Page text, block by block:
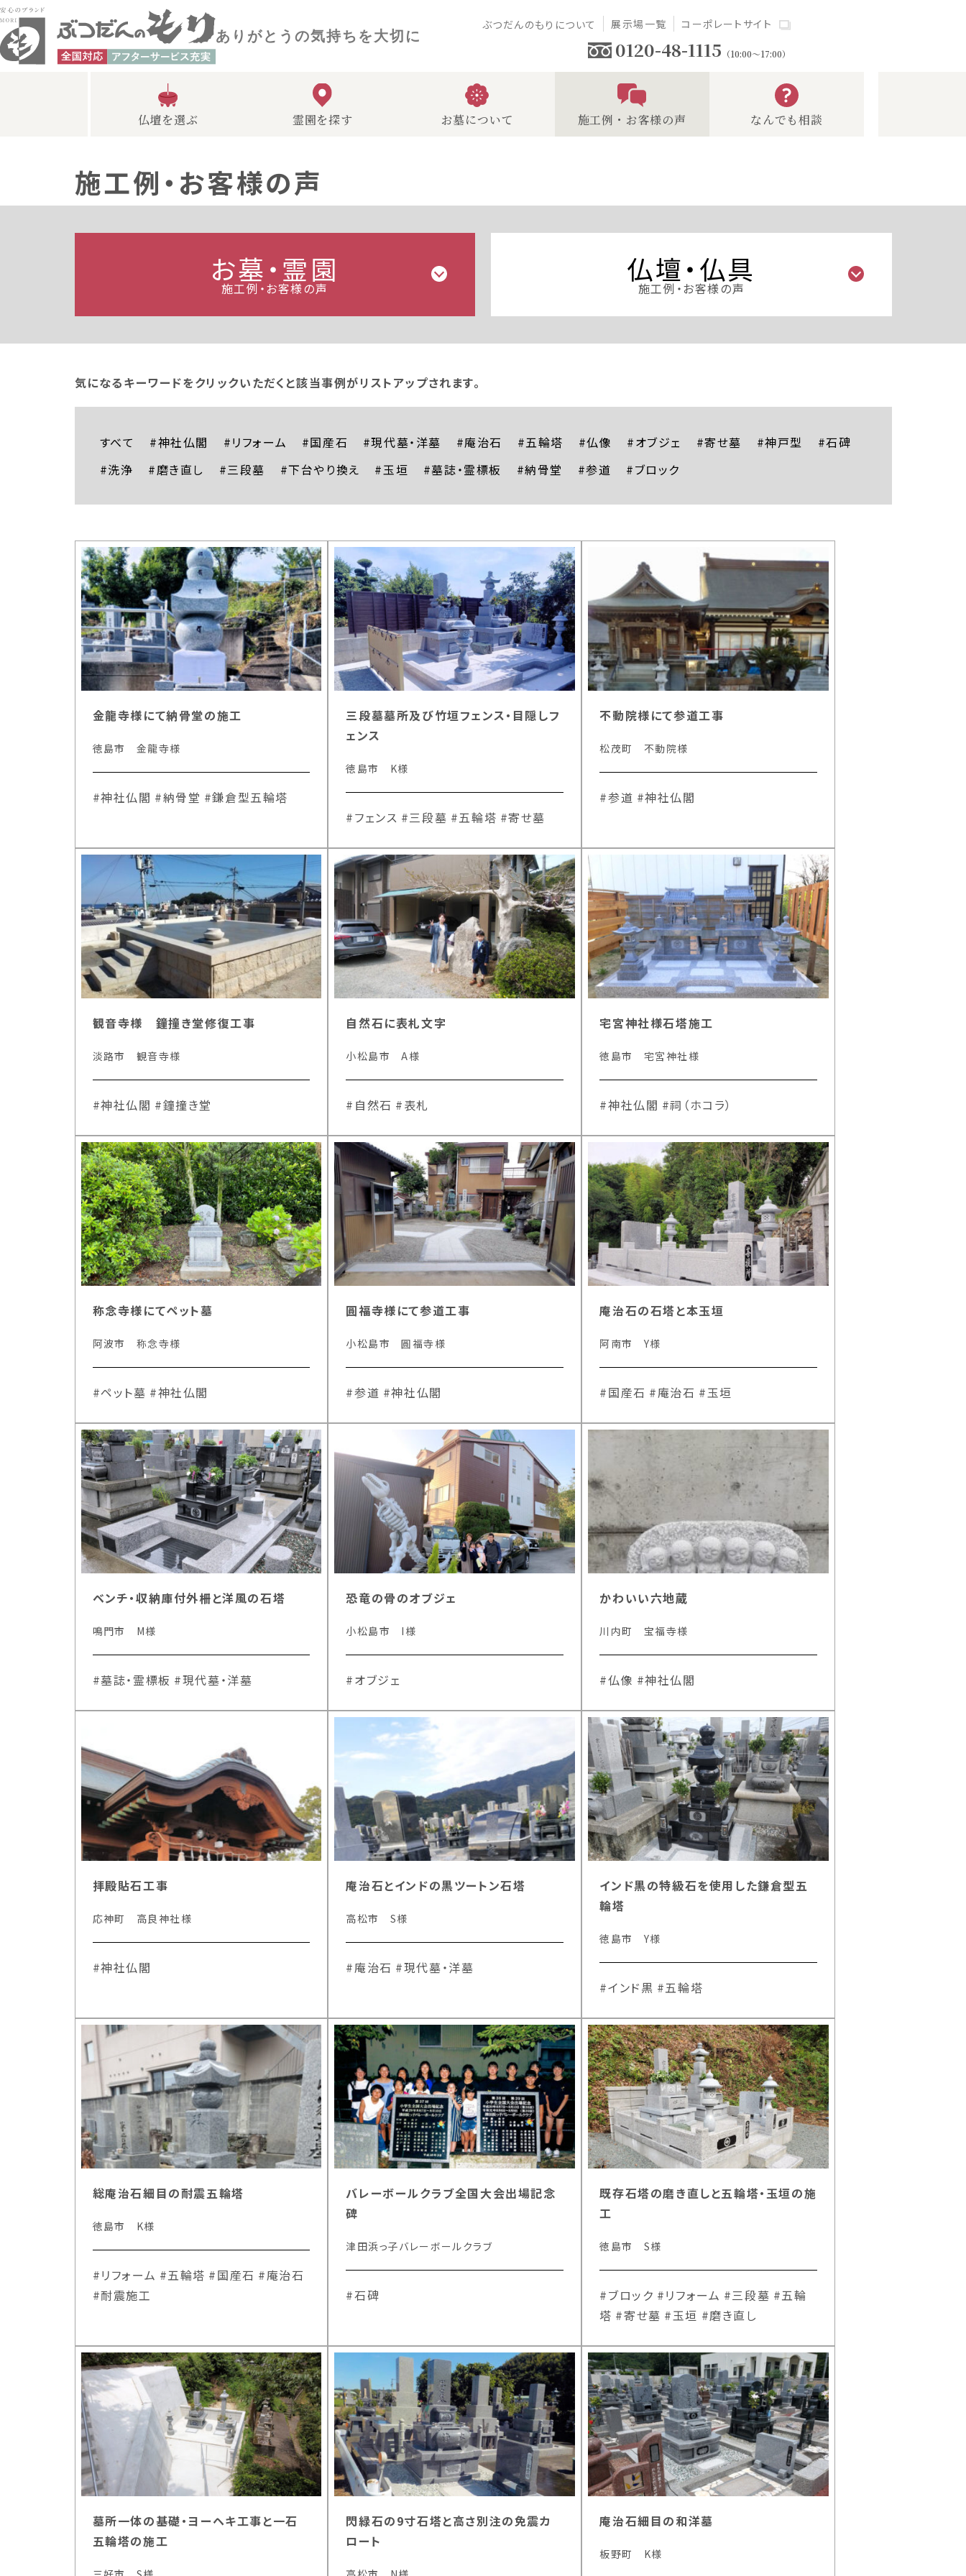
ありがとうの気持ちを大切に
ぶつだんのもりについて 展示場一覧 コーポレートサイト
0120-48-1115 （10:00～17:00）
仏壇を選ぶ 霊園を探す お墓について 施工例・お客様の声 なんでも相談
施工例・お客様の声
お墓・霊園
施工例・お客様の声
仏壇・仏具
施工例・お客様の声
気になるキーワードをクリックいただくと該当事例がリストアップされます。
すべて #神社仏閣 #リフォーム #国産石 #現代墓・洋墓 #庵治石 #五輪塔 #仏像 #オブジェ #寄せ墓 #神戸型
#石碑
#洗浄
#磨き直し #三段墓 #下台やり換え #玉垣 #墓誌・霊標板 #納骨堂 #参道 #ブロック
金龍寺様にて納骨堂の施工
徳島市 金龍寺様
#神社仏閣 #納骨堂 #鎌倉型五輪塔
三段墓墓所及び竹垣フェンス・目隠しフ
ェンス
徳島市 K様
#フェンス #三段墓 #五輪塔 #寄せ墓
不動院様にて参道工事
松茂町 不動院様
#参道 #神社仏閣
観音寺様 鐘撞き堂修復工事
淡路市 観音寺様
#神社仏閣 #鐘撞き堂
自然石に表札文字
小松島市 A様
#自然石 #表札
宅宮神社様石塔施工
徳島市 宅宮神社様
#神社仏閣 #祠（ホコラ）
称念寺様にてペット墓
阿波市 称念寺様
#ペット墓 #神社仏閣
圓福寺様にて参道工事
小松島市 圓福寺様
#参道 #神社仏閣
庵治石の石塔と本玉垣
阿南市 Y様
#国産石 #庵治石 #玉垣
ベンチ・収納庫付外柵と洋風の石塔
鳴門市 M様
#墓誌・霊標板 #現代墓・洋墓
恐竜の骨のオブジェ
小松島市 I様
#オブジェ
かわいい六地蔵
川内町 宝福寺様
#仏像 #神社仏閣
拝殿貼石工事
応神町 高良神社様
#神社仏閣
庵治石とインドの黒ツートン石塔
高松市 S様
#庵治石 #現代墓・洋墓
インド黒の特級石を使用した鎌倉型五
輪塔
徳島市 Y様
#インド黒 #五輪塔
総庵治石細目の耐震五輪塔
徳島市 K様
#リフォーム #五輪塔 #国産石 #庵治石
#耐震施工
バレーボールクラブ全国大会出場記念
碑
津田浜っ子バレーボールクラブ
#石碑
既存石塔の磨き直しと五輪塔・玉垣の施
工
徳島市 S様
#ブロック #リフォーム #三段墓 #五輪
塔 #寄せ墓 #玉垣 #磨き直し
墓所一体の基礎・ヨーヘキ工事と一石
五輪塔の施工
閃緑石の9寸石塔と高さ別注の免震カ
ロート
庵治石細目の和洋墓
板野町 K様